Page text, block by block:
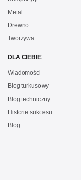
Metal
Drewno
Tworzywa
DLA CIEBIE
Wiadomości
Blog turkusowy
Blog techniczny
Historie sukcesu
Blog